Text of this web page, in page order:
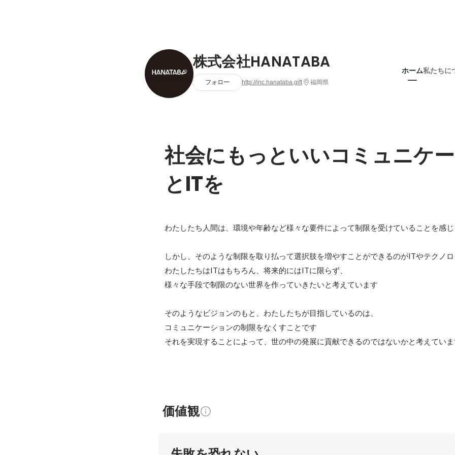
株式会社HANATABA
フォロー http://inc.hanataba.gift 福岡県
ホーム私たちに
社会にもっといいコミュニケ
とITを
わたしたち人間は、環境や年齢など様々な要件によって制限を受けていることを感
しかし、そのような制限を取り払って選択肢を増やすことができるのがITやテクノ
わたしたちはITはもちろん、将来的にはITに限らず、
様々な手段で制限のない世界を作っていきたいと考えています
そのようなビジョンのもと、わたしたちが目指しているのは、
コミュニケーションの制限をなくすことです
それを実現することによって、世の中の発展に貢献できるのではないかと考えてい
価値観